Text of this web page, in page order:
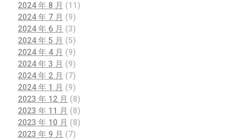
2024 年 8 月 (11)
2024 年 7 月 (9)
2024 年 6 月 (3)
2024 年 5 月 (5)
2024 年 4 月 (9)
2024 年 3 月 (9)
2024 年 2 月 (7)
2024 年 1 月 (9)
2023 年 12 月 (8)
2023 年 11 月 (8)
2023 年 10 月 (8)
2023 年 9 月 (7)